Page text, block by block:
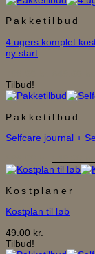
Pakketilbud
4 ugers komplet
ny start
pris
798.00 kr..
Tilbud!
Pakketilbud
Selfcare journal +
var:
Kostplaner
Kostplan til løb
49.00 kr.
Tilbud!